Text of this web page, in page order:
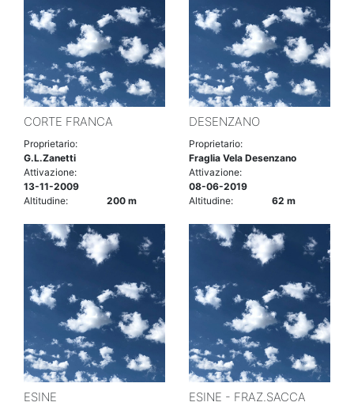
CORTE FRANCA
Proprietario:
G.L.Zanetti
Attivazione:
13-11-2009
Altitudine:
200 m
DESENZANO
Proprietario:
Fraglia Vela Desenzano
Attivazione:
08-06-2019
Altitudine:
62 m
ESINE ESINE - FRAZ.SACCA